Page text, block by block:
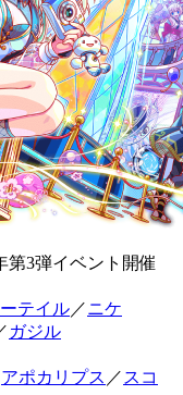
第3弾イベント開催
テイル／ニケ
ガジル
アポカリプス ／ スコ